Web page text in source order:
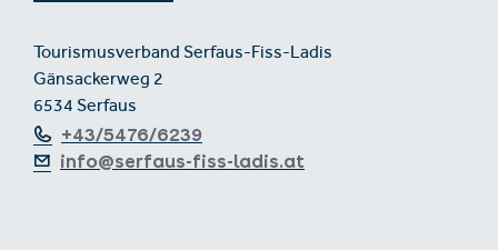
Tourismusverband Serfaus-Fiss-Ladis
Gänsackerweg 2
6534 Serfaus
+43/5476/6239
info@serfaus-fiss-ladis.at